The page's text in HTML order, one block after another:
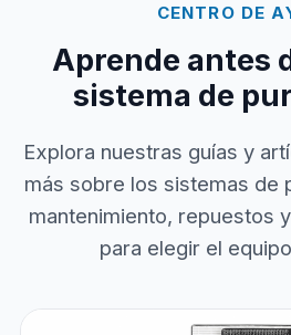
CENTRO DE
Aprende antes
sistema de
Explora nuestras guías y
más sobre los sistemas de
mantenimiento, repuestos
para elegir el